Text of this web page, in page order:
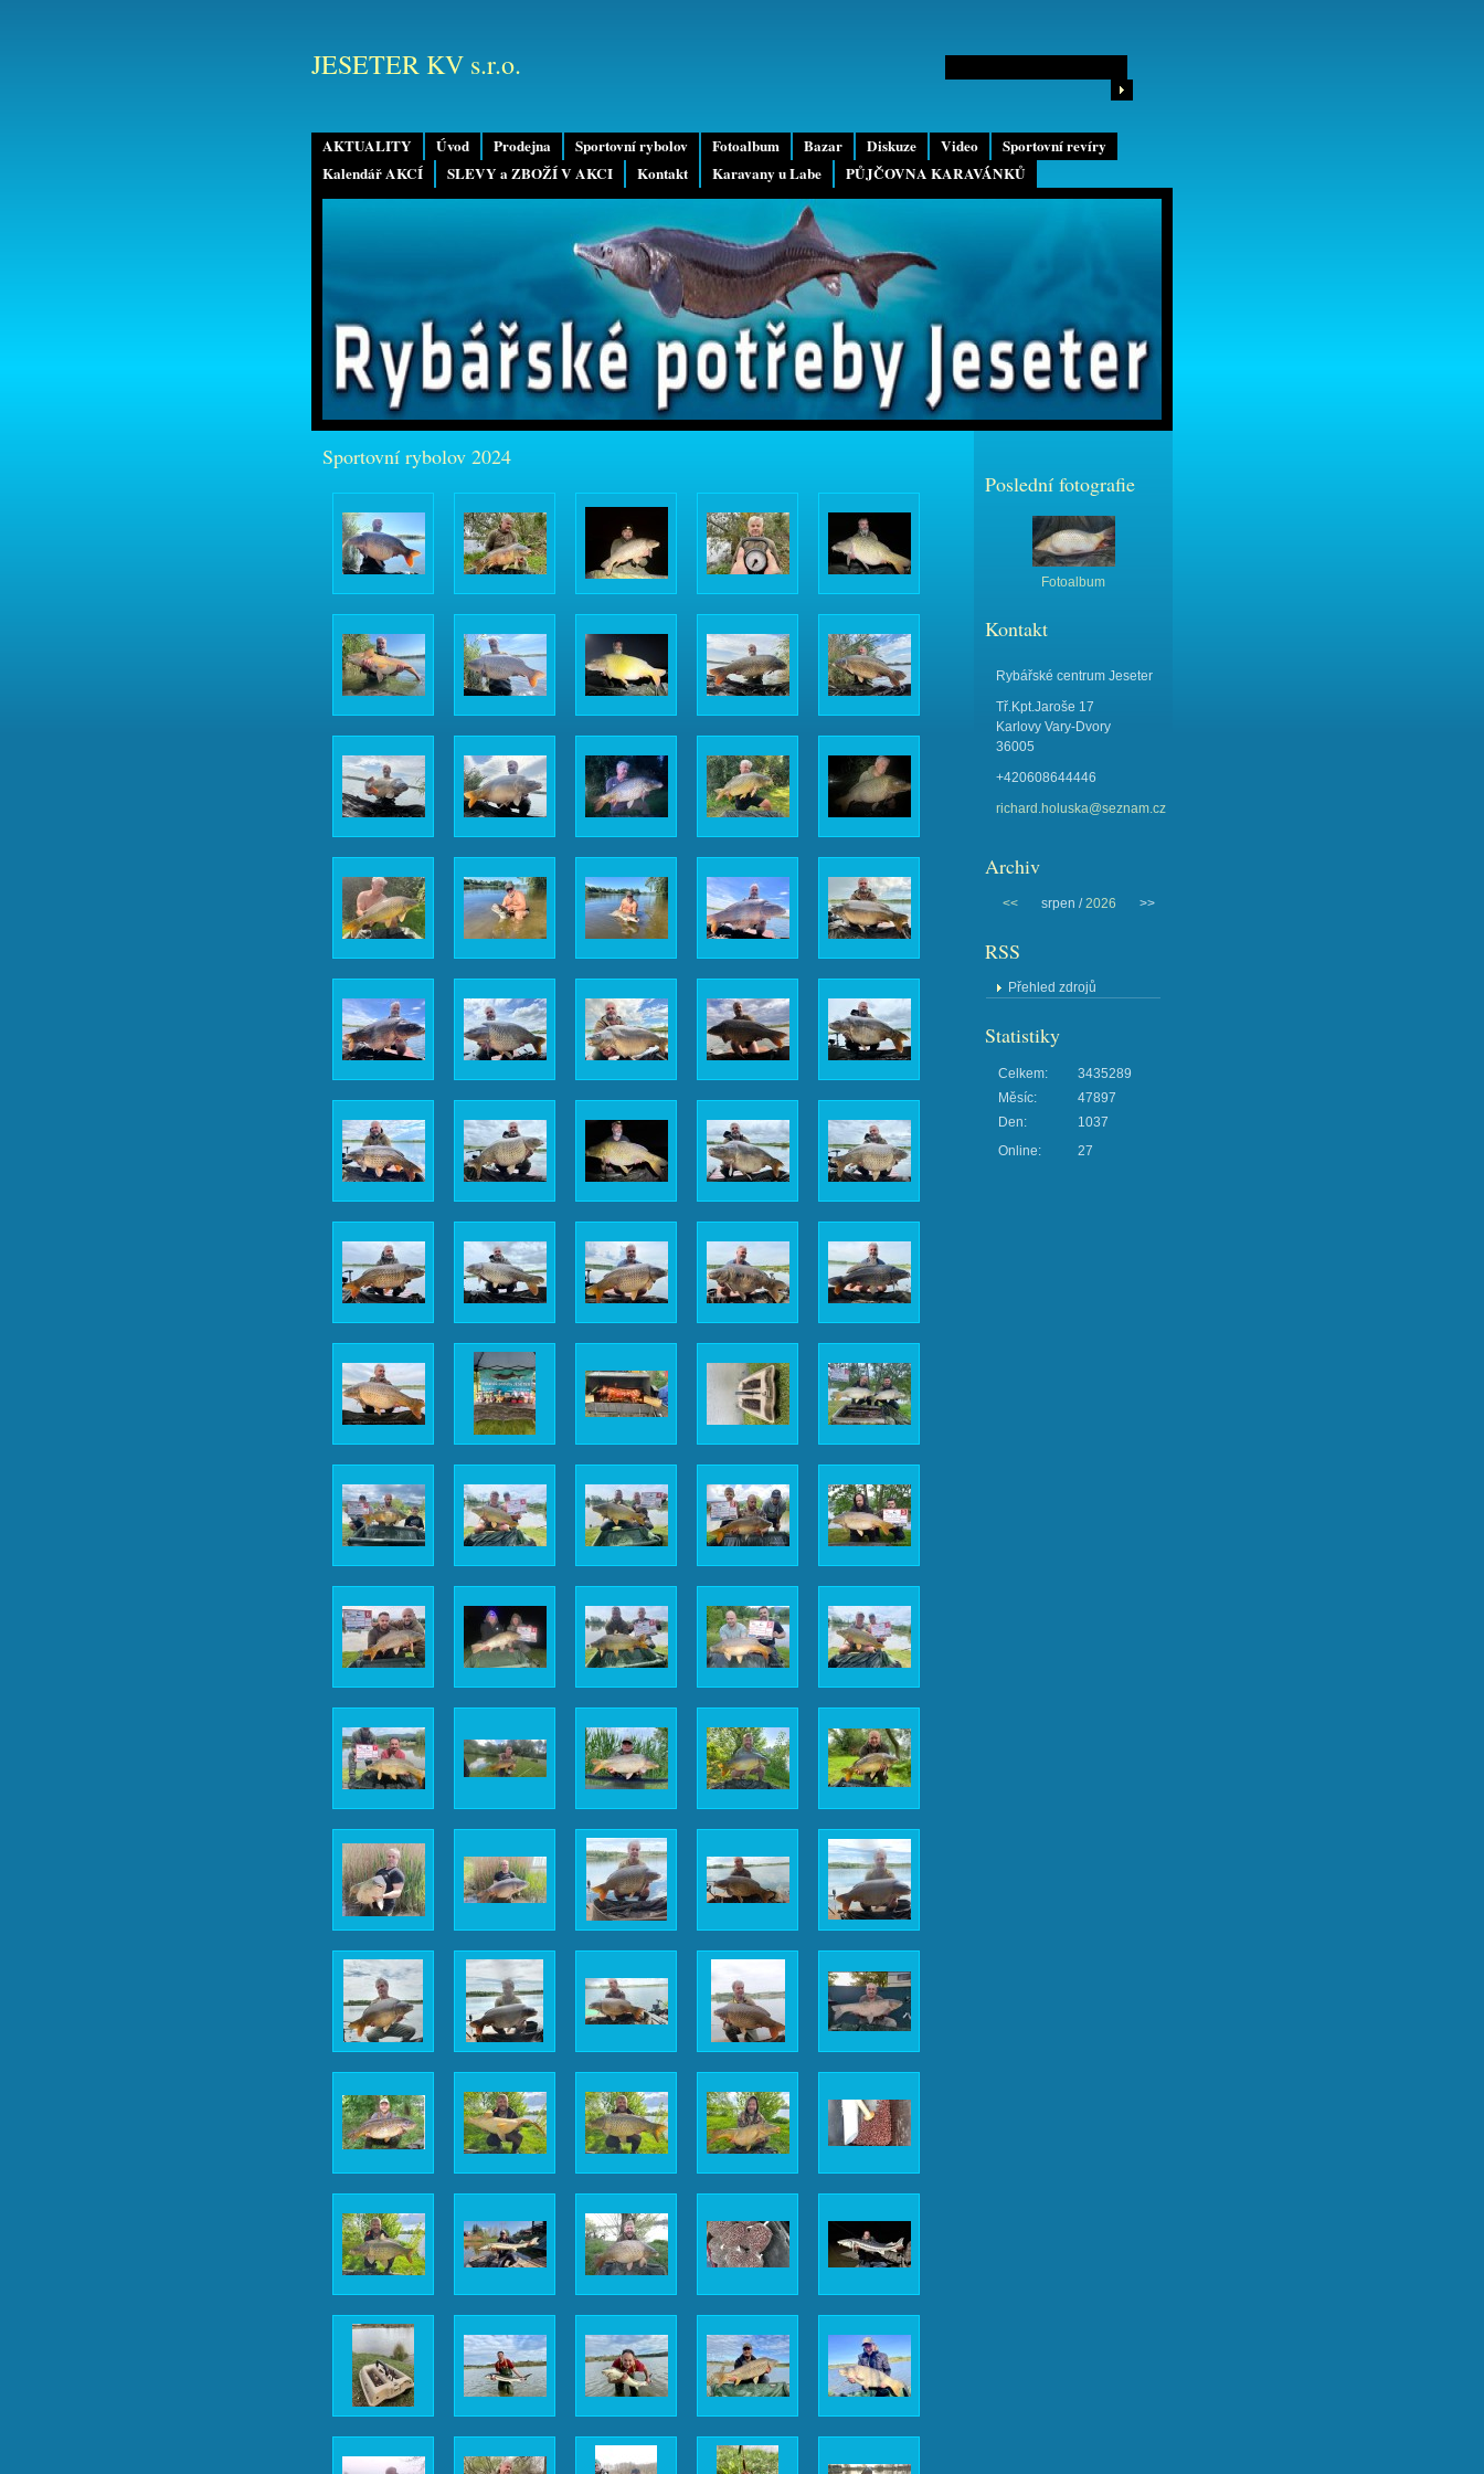
AKTUALITY Úvod Prodejna Sportovní rybolov Fotoalbum Bazar Diskuze Video
Sportovní revíry
Kalendář AKCÍ
SLEVY a ZBOŽÍ V AKCI Kontakt Karavany u Labe PŮJČOVNA KARAVÁNKŮ
JESETER KV s.r.o.
Sportovní rybolov 2024
Poslední fotografie
Fotoalbum
Kontakt
Rybářské centrum Jeseter
Tř.Kpt.Jaroše 17
Karlovy Vary-Dvory
36005
+420608644446
richard.holuska@seznam.cz
Archiv
<< srpen /2026 >>
RSS
Přehled zdrojů
Statistiky
Online: 27
Celkem:
3435289
Měsíc:
47897
Den:
1037